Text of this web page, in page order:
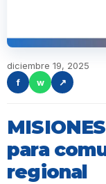
diciembre 19, 2025
f
w ↗
para
regional